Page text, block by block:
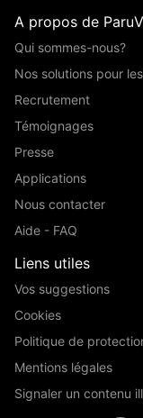
A propos de
Qui sommes-nous?
Nos solutions pour
Recrutement
Témoignages
Presse
Applications
Nous contacter
Aide - FAQ
Liens utiles
Vos suggestions
Cookies
Politique de
Mentions légales
Signaler un contenu